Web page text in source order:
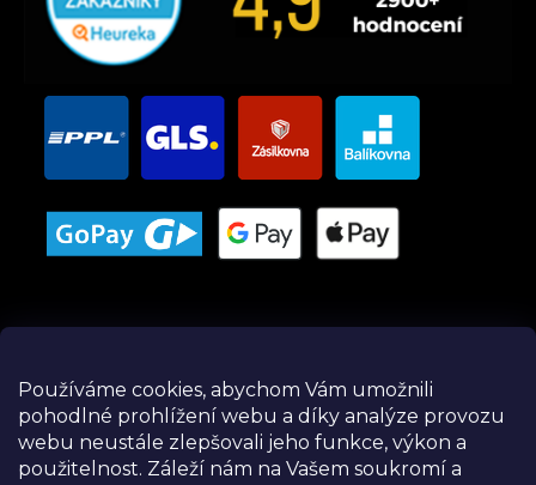
Používáme cookies, abychom Vám umožnili
pohodlné prohlížení webu a díky analýze provozu
webu neustále zlepšovali jeho funkce, výkon a
použitelnost. Záleží nám na Vašem soukromí a
Instagram